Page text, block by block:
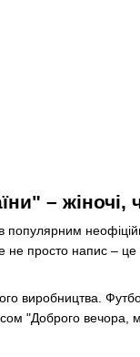
– жіночі,
не просто напис –
виробництва.
"Доброго вечора,